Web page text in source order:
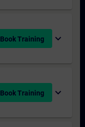
Book Training expand_more
Book Training expand_more